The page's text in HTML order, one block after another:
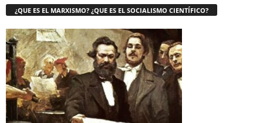
¿QUE ES EL MARXISMO? ¿QUE ES EL SOCIALISMO CIENTÍFICO?